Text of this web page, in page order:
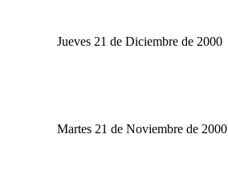
Jueves 21 de Diciembre de 2000
Martes 21 de Noviembre de 2000